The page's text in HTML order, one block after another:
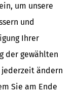
um unsere
und
Ihrer
der gewählten
jederzeit ändern
Sie am Ende